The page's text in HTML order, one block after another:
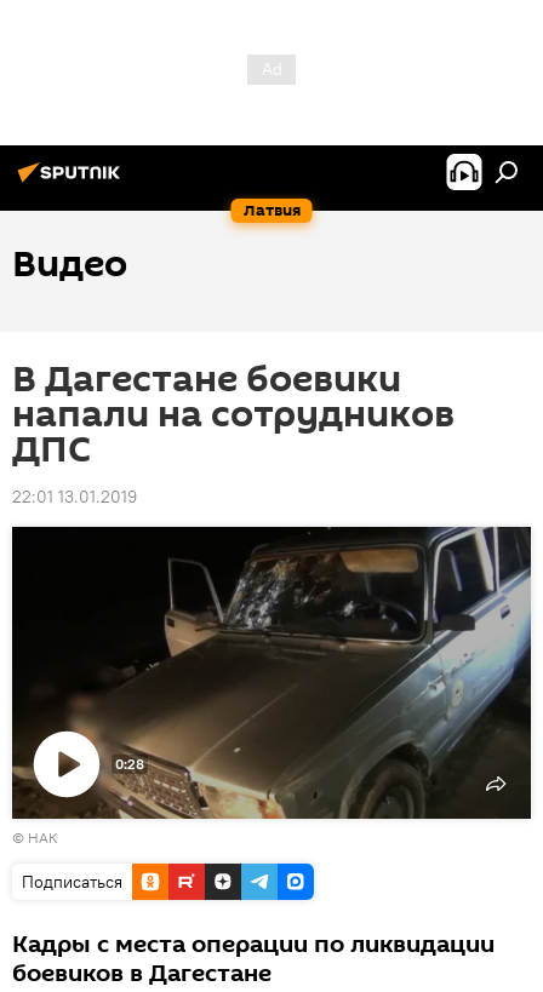
Латвия
Видео
В Дагестане боевики
напали на сотрудников
ДПС
22:01 13.01.2019
Воспроизвести
0:28
© НАК
Подписаться
Кадры с места операции по ликвидации
боевиков в Дагестане